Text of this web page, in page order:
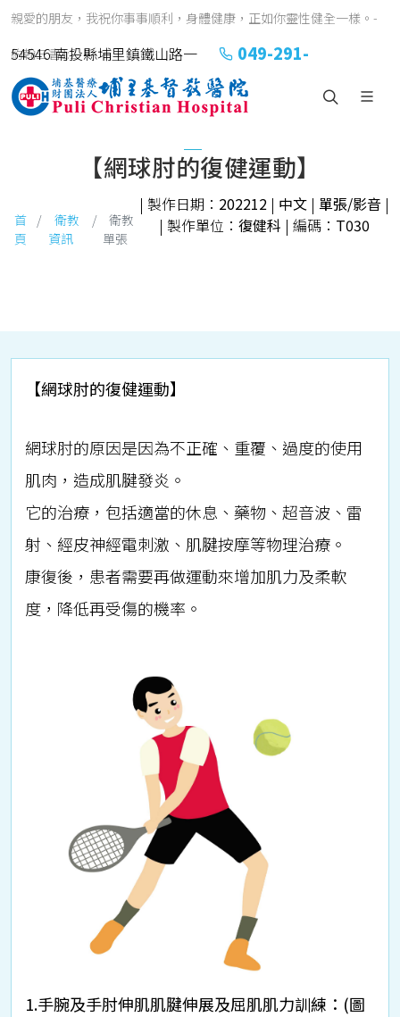
親愛的朋友，我祝你事事順利，身體健康，正如你靈性健全一樣。-
約翰三書1:2
54546 南投縣埔里鎮鐵山路一
號
049-291-
2151#2152
【網球肘的復健運動】
| 製作日期： 202212 | 中文 | 單張/影音 |
| 製作單位： 復健科 | 編碼： T030
首
頁
衛教
資訊
衛教
單張
【網球肘的復健運動】
網球肘的原因是因為不正確、重覆、過度的使用
肌肉，造成肌腱發炎。
它的治療，包括適當的休息、藥物、超音波、雷
射、經皮神經電刺激、肌腱按摩等物理治療。
康復後，患者需要再做運動來增加肌力及柔軟
度，降低再受傷的機率。
1.手腕及手肘伸肌肌腱伸展及屈肌肌力訓練：(圖